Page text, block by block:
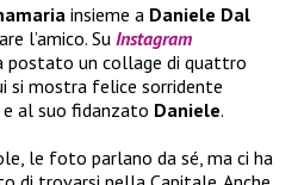
insieme a Daniele Dal
l’amico. Su Instagram
postato un collage di quattro
si mostra felice sorridente
e al suo fidanzato Daniele.
le foto parlano da sé, ma ci ha